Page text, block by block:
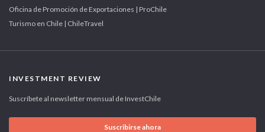
Oficina de Promoción de Exportaciones | ProChile
Turismo en Chile | ChileTravel
INVESTMENT REVIEW
Suscríbete al newsletter mensual de InvestChile
Suscribirse ahora